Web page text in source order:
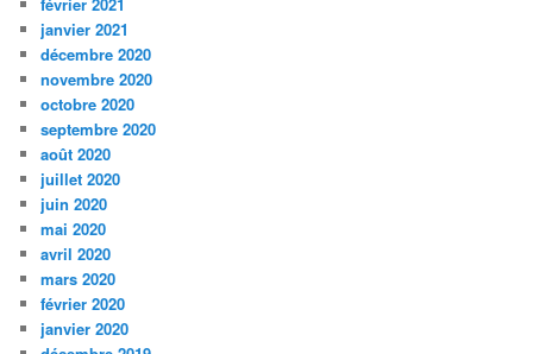
février 2021
janvier 2021
décembre 2020
novembre 2020
octobre 2020
septembre 2020
août 2020
juillet 2020
juin 2020
mai 2020
avril 2020
mars 2020
février 2020
janvier 2020